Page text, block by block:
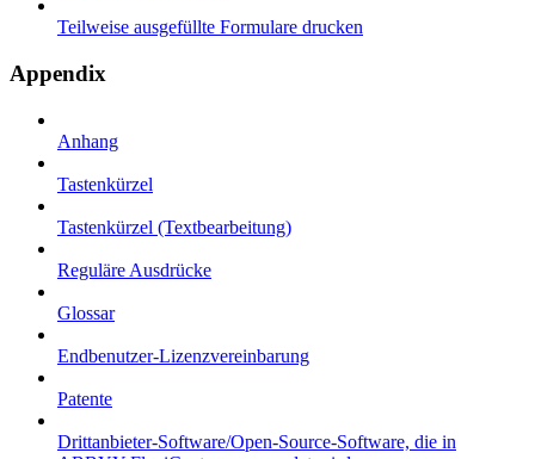
Teilweise ausgefüllte Formulare drucken
Appendix
Anhang
Tastenkürzel
Tastenkürzel (Textbearbeitung)
Reguläre Ausdrücke
Glossar
Endbenutzer-Lizenzvereinbarung
Patente
Drittanbieter-Software/Open-Source-Software, die in